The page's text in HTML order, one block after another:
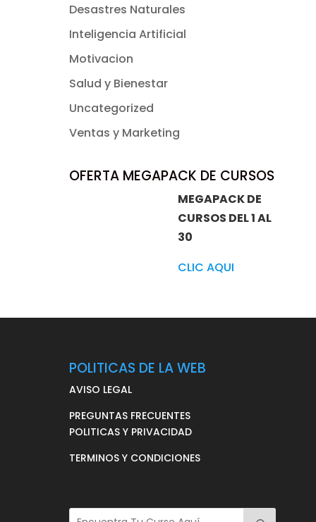
Desastres Naturales
Inteligencia Artificial
Motivacion
Salud y Bienestar
Uncategorized
Ventas y Marketing
OFERTA MEGAPACK DE CURSOS
MEGAPACK DE
CURSOS DEL 1 AL
30
CLIC AQUI
POLITICAS DE LA WEB
AVISO LEGAL
PREGUNTAS FRECUENTES
POLITICAS Y PRIVACIDAD
TERMINOS Y CONDICIONES